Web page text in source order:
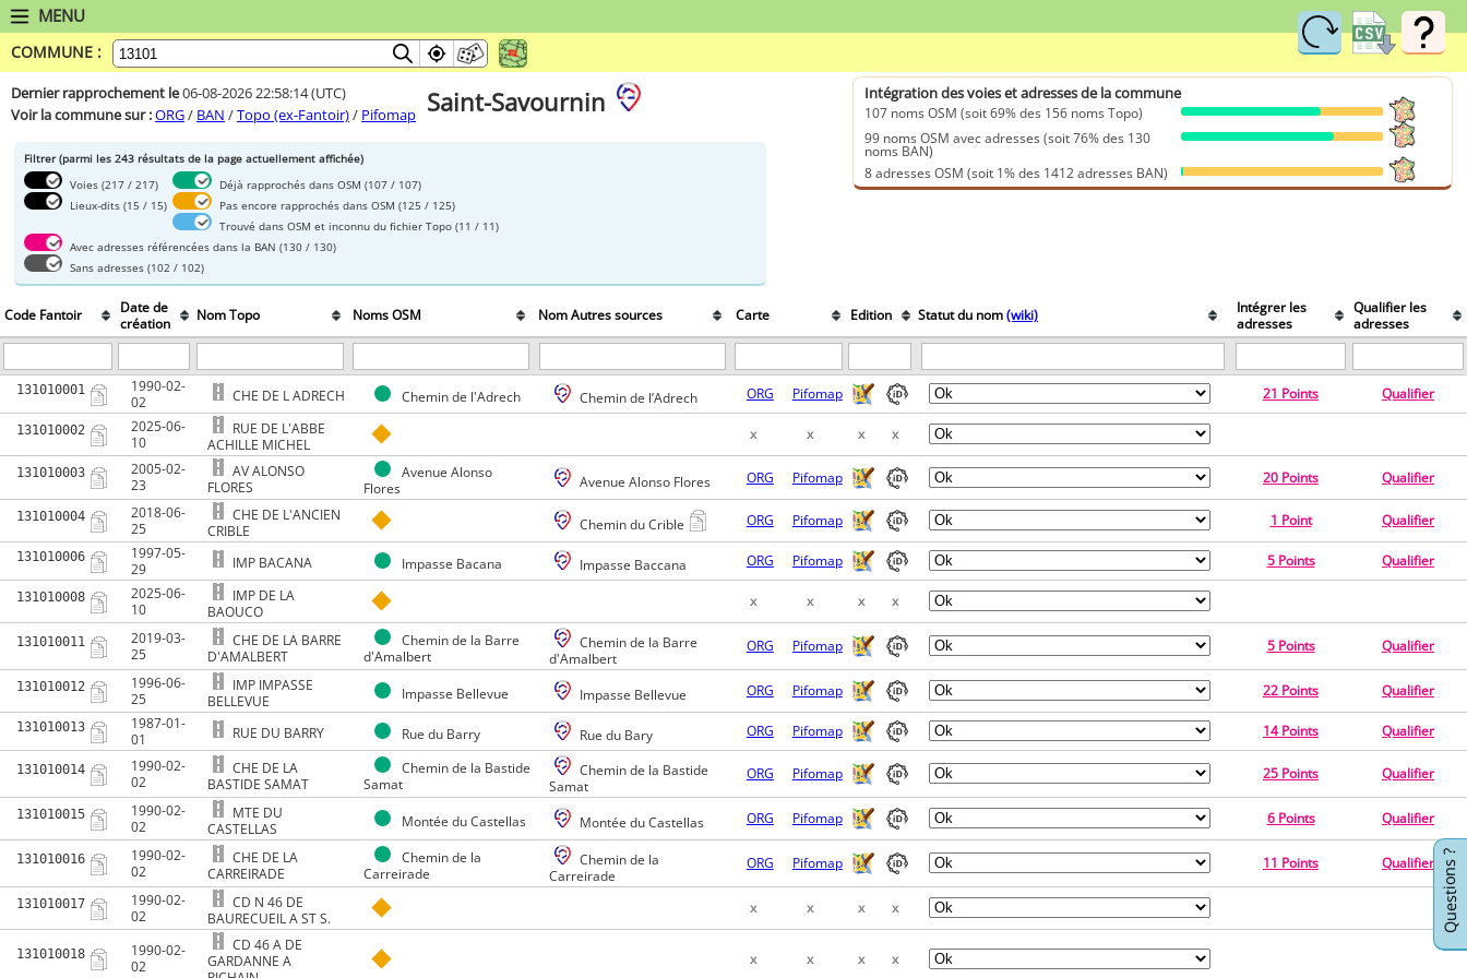
MENU
COMMUNE :
Dernier rapprochement le06-08-2026 22:58:14(UTC)
Voir la commune sur :ORG/ BAN /Topo (ex-Fantoir)/ Pifomap Saint-Savournin
Filtrer (parmi les 243 résultats de la page actuellement affichée)
Voies (217 / 217)
Lieux-dits (15 / 15)
Déjà rapprochés dans OSM (107 / 107)
Pas encore rapprochés dans OSM (125 / 125)
Trouvé dans OSM et inconnu du fichier Topo (11 / 11)
Avec adresses référencées dans la BAN (130 / 130)
Sans adresses (102 / 102)
Intégration des voies et adresses de la commune
107 noms OSM (soit 69% des 156 noms Topo)
99 noms OSM avec adresses (soit 76% des 130
noms BAN)
8 adresses OSM (soit 1% des 1412 adresses BAN)
Code Fantoir
Date de
création
Nom Topo Noms OSM Nom Autres sources Carte Edition Statut du nom (wiki)
Intégrer les
adresses
Qualifier les
adresses
131010001
1990-02-
02
CHE DE L ADRECH Chemin de l'Adrech Chemin de l’Adrech ORG Pifomap 21 Points Qualifier
131010002
2025-06-
10
RUE DE L'ABBE
ACHILLE MICHEL
x x x x
131010003
2005-02-
23
AV ALONSO
FLORES
Avenue Alonso
Flores
Avenue Alonso Flores ORG Pifomap 20 Points Qualifier
131010004
2018-06-
25
CHE DE L'ANCIEN
CRIBLE
Chemin du Crible ORG Pifomap 1 Point Qualifier
131010006
1997-05-
29
IMP BACANA Impasse Bacana Impasse Baccana ORG Pifomap 5 Points Qualifier
131010008
2025-06-
10
IMP DE LA
BAOUCO
x x x x
131010011
2019-03-
25
CHE DE LA BARRE
D'AMALBERT
Chemin de la Barre
d'Amalbert
Chemin de la Barre
d'Amalbert
ORG Pifomap 5 Points Qualifier
131010012
1996-06-
25
IMP IMPASSE
BELLEVUE
Impasse Bellevue Impasse Bellevue ORG Pifomap 22 Points Qualifier
131010013
1987-01-
01
RUE DU BARRY Rue du Barry Rue du Bary ORG Pifomap 14 Points Qualifier
131010014
1990-02-
02
CHE DE LA
BASTIDE SAMAT
Chemin de la Bastide
Samat
Chemin de la Bastide
Samat
ORG Pifomap 25 Points Qualifier
131010015
1990-02-
02
MTE DU
CASTELLAS
Montée du Castellas Montée du Castellas ORG Pifomap 6 Points Qualifier
131010016
1990-02-
02
CHE DE LA
CARREIRADE
Chemin de la
Carreirade
Chemin de la
Carreirade
ORG Pifomap 11 Points Qualifier
131010017
1990-02-
02
CD N 46 DE
BAURECUEIL A ST S.
x x x x
131010018
1990-02-
02
CD 46 A DE
GARDANNE A
x x x x
Questions ?